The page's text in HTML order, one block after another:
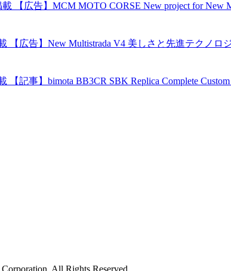
【広告】MCM MOTO CORSE New project for New
【広告】New Multistrada V4 美しさと先進テクノ
【記事】bimota BB3CR SBK Replica Complete
All Rights Reserved.